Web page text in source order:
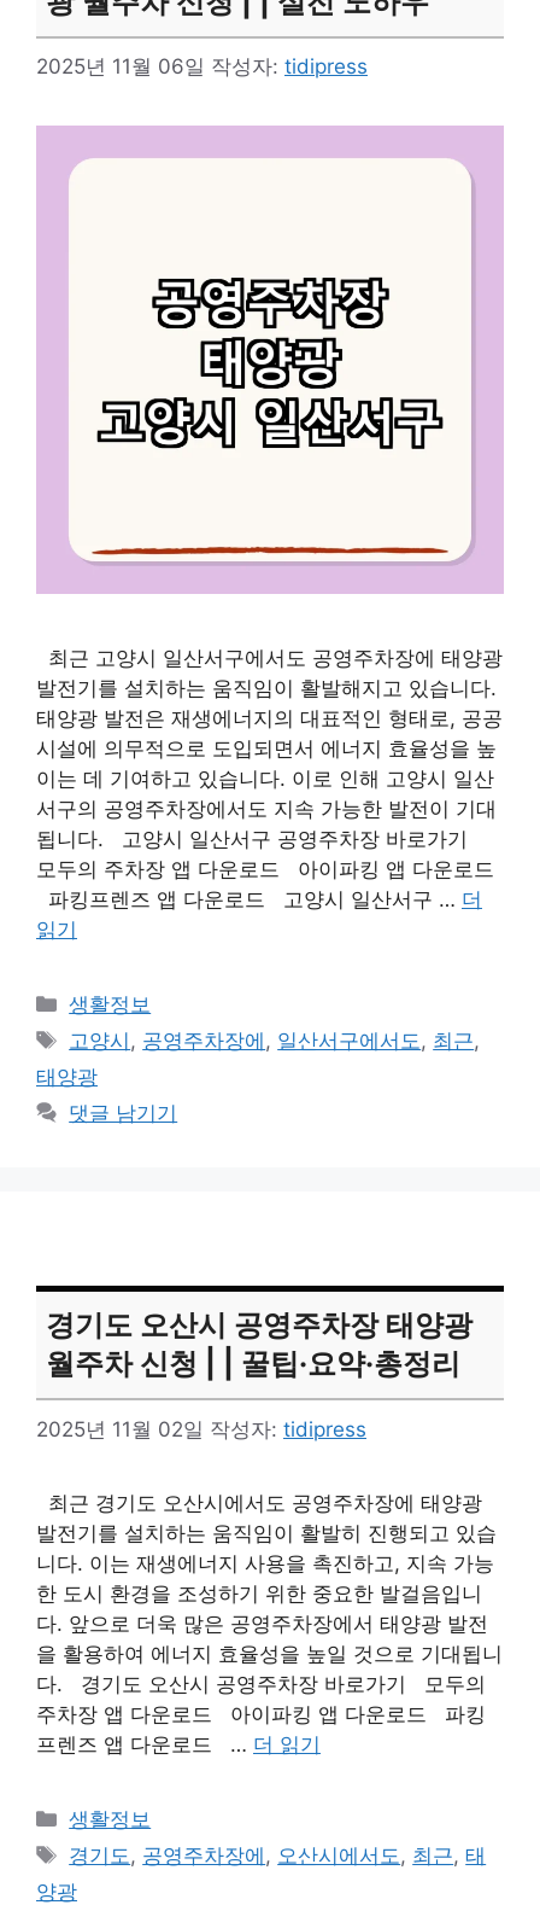
2025년 11월 06일 작성자: tidipress
최근 고양시 일산서구에서도 공영주차장에 태양광
발전기를 설치하는 움직임이 활발해지고 있습니다.
태양광 발전은 재생에너지의 대표적인 형태로, 공공
시설에 의무적으로 도입되면서 에너지 효율성을 높
이는 데 기여하고 있습니다. 이로 인해 고양시 일산
서구의 공영주차장에서도 지속 가능한 발전이 기대
됩니다. 고양시 일산서구 공영주차장 바로가기
모두의 주차장 앱 다운로드 아이파킹 앱 다운로드
파킹프렌즈 앱 다운로드 고양시 일산서구 … 더
읽기
카
테
리
생활정보
태
그
고양시 , 공영주차장에 , 일산서구에서도, 최근,
태양광
댓글 남기기
경기도 오산시 공영주차장 태양광
월주차 신청 | | 꿀팁·요약·총정리
2025년 11월 02일 작성자: tidipress
최근 경기도 오산시에서도 공영주차장에 태양광
발전기를 설치하는 움직임이 활발히 진행되고 있습
니다. 이는 재생에너지 사용을 촉진하고, 지속 가능
한 도시 환경을 조성하기 위한 중요한 발걸음입니
다. 앞으로 더욱 많은 공영주차장에서 태양광 발전
을 활용하여 에너지 효율성을 높일 것으로 기대됩니
다. 경기도 오산시 공영주차장 바로가기 모두의
주차장 앱 다운로드 아이파킹 앱 다운로드 파킹
프렌즈 앱 다운로드 … 더 읽기
카
테
고
생활정보
태
그
경기도 , 공영주차장에 , 오산시에서도 , 최근,태
양광